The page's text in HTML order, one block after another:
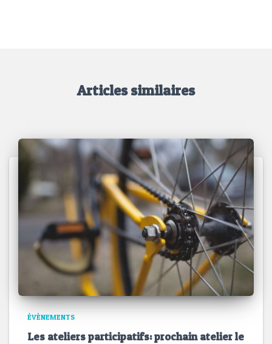
Articles similaires
ÉVÈNEMENTS
Les ateliers participatifs: prochain atelier le